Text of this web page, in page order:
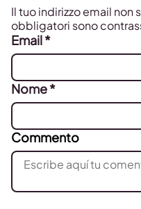
Il tuo indirizzo email non
obbligatori sono
Email*
Nome*
Commento